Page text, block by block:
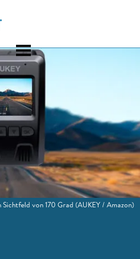
von 170 Grad (AUKEY / Amazon)